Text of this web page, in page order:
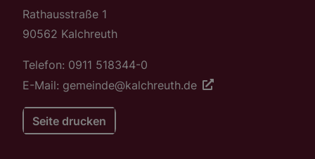
Rathausstraße 1
90562 Kalchreuth
Telefon: 0911 518344-0
E-Mail: gemeinde@kalchreuth.de
Seite drucken